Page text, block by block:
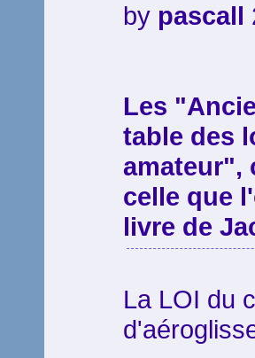
by pascall
Les
table des
amateur",
celle que
livre de
La LOI du